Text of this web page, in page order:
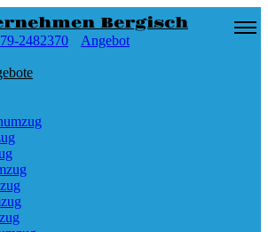
Bergisch
2482370 Angebot